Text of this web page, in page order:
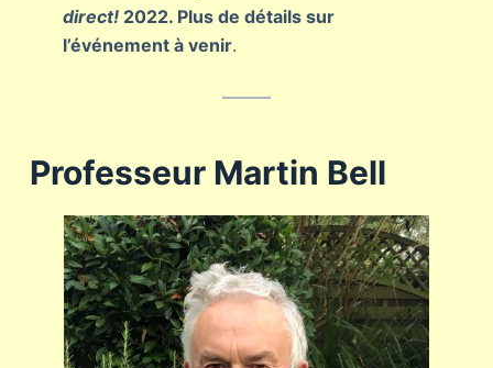
direct!2022. Plus de détails sur
l’événement à venir.
Professeur Martin Bell